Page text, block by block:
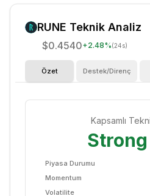
RUNE Teknik Analiz
$0.4540+2.48%(24s)
Özet Destek/Direnç
Kapsamlı
Piyasa Durumu
Momentum
Volatilite